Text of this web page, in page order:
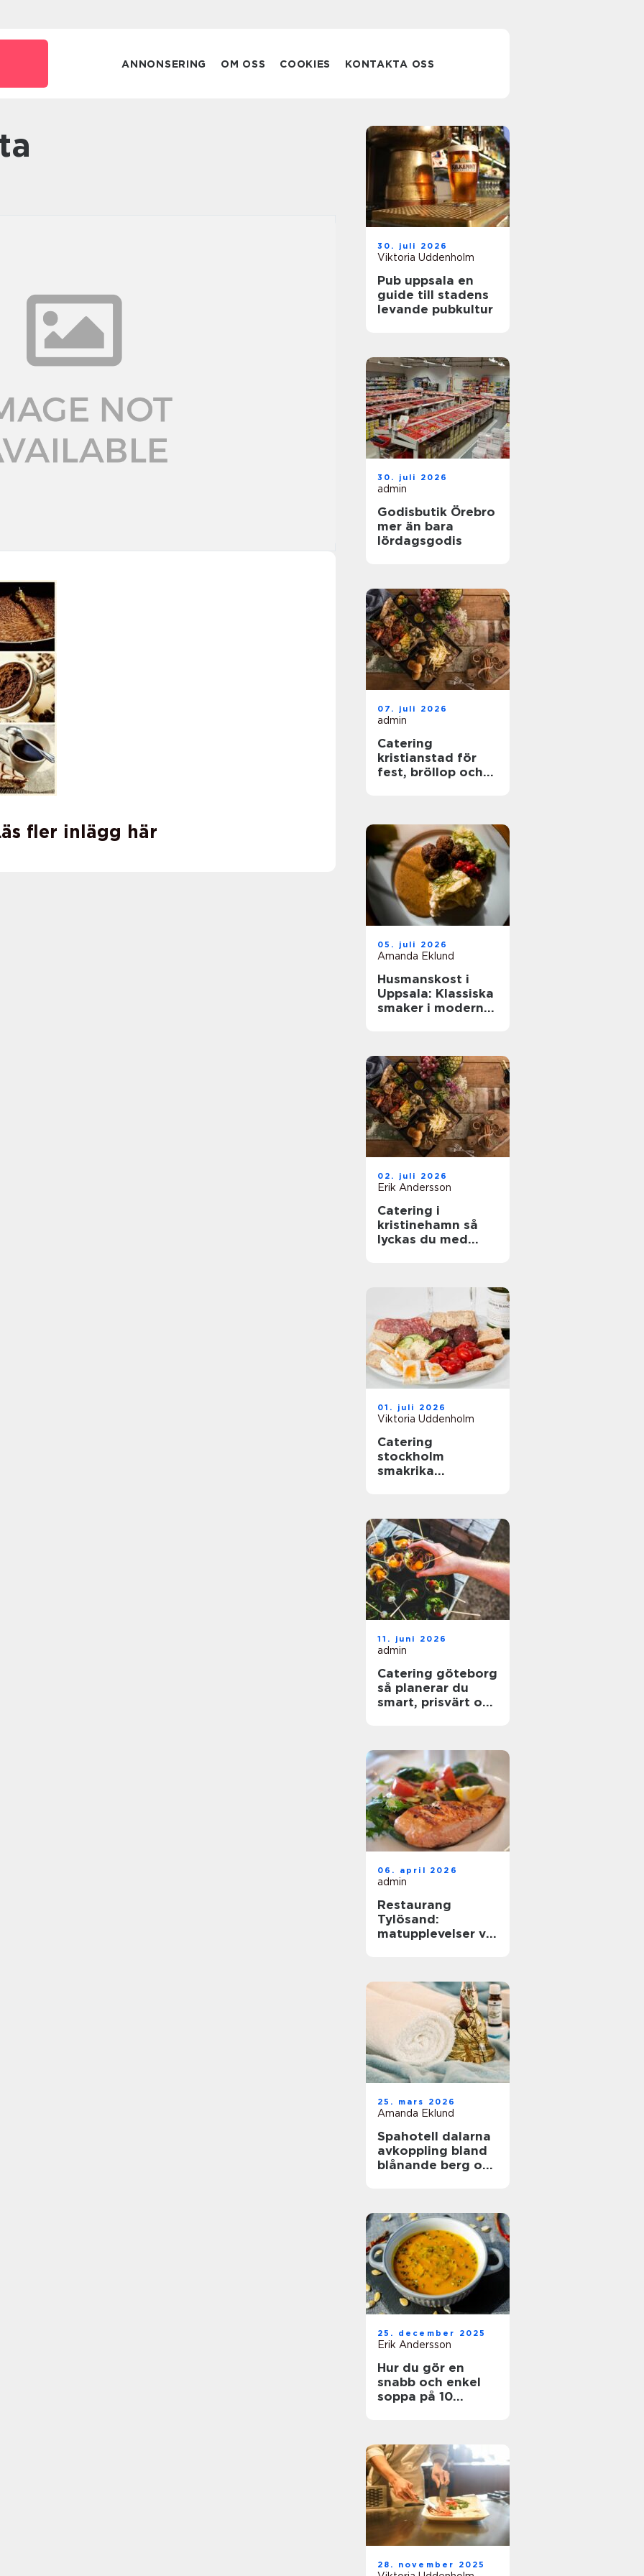
ANNONSERING OM OSS COOKIES KONTAKTA OSS
fler inlägg här
30. juli 2026
Viktoria Uddenholm
Pub uppsala en
guide till stadens
levande pubkultur
30. juli 2026
admin
Godisbutik Örebro
mer än bara
lördagsgodis
07. juli 2026
admin
Catering
kristianstad för
fest, bröllop och
05. juli 2026
Amanda Eklund
Husmanskost i
Uppsala: Klassiska
smaker i modern
02. juli 2026
Erik Andersson
Catering i
kristinehamn så
lyckas du med
01. juli 2026
Viktoria Uddenholm
Catering
stockholm
smakrika
11. juni 2026
admin
Catering göteborg
så planerar du
smart, prisvärt och
06. april 2026
admin
Restaurang
Tylösand:
matupplevelser vid
25. mars 2026
Amanda Eklund
Spahotell dalarna
avkoppling bland
blånande berg och
25. december 2025
Erik Andersson
Hur du gör en
snabb och enkel
soppa på 10
28. november 2025